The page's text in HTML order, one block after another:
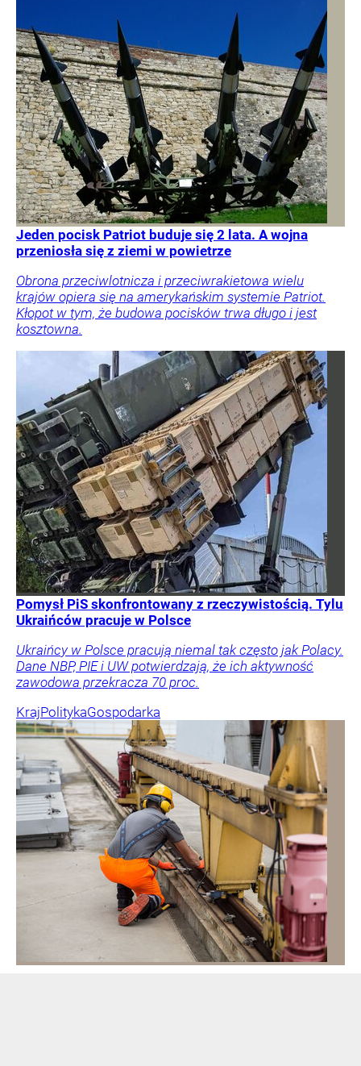
Jeden pocisk Patriot buduje się 2 lata. A wojna
przeniosła się z ziemi w powietrze
Obrona przeciwlotnicza i przeciwrakietowa wielu
krajów opiera się na amerykańskim systemie Patriot.
Kłopot w tym, że budowa pocisków trwa długo i jest
kosztowna.
Pomysł PiS skonfrontowany z rzeczywistością. Tylu
Ukraińców pracuje w Polsce
Ukraińcy w Polsce pracują niemal tak często jak Polacy.
Dane NBP, PIE i UW potwierdzają, że ich aktywność
zawodowa przekracza 70 proc.
KrajPolitykaGospodarka